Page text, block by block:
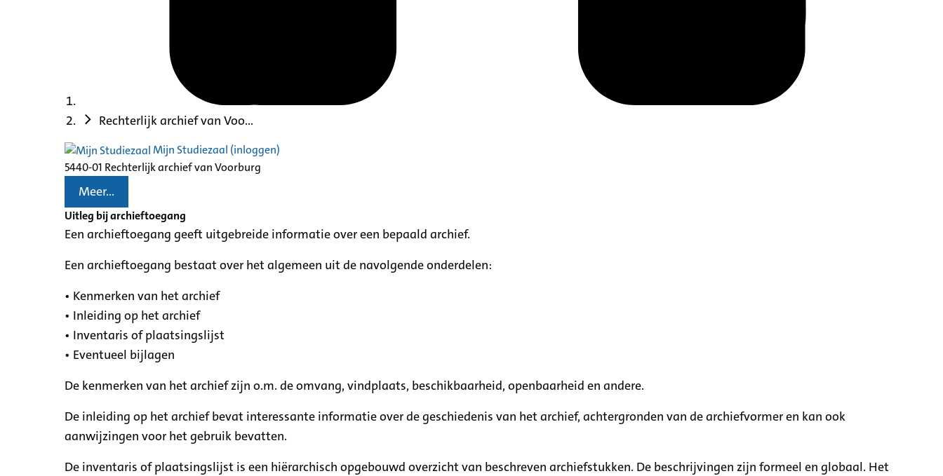
Rechterlijk archief van Voo...
Mijn Studiezaal (inloggen)
5440-01 Rechterlijk archief van Voorburg
Meer...
Uitleg bij archieftoegang
Een archieftoegang geeft uitgebreide informatie over een bepaald archief.
Een archieftoegang bestaat over het algemeen uit de navolgende onderdelen:
• Kenmerken van het archief
• Inleiding op het archief
• Inventaris of plaatsingslijst
• Eventueel bijlagen
De kenmerken van het archief zijn o.m. de omvang, vindplaats, beschikbaarheid, openbaarheid en andere.
De inleiding op het archief bevat interessante informatie over de geschiedenis van het archief, achtergronden van de archiefvormer en kan ook
aanwijzingen voor het gebruik bevatten.
De inventaris of plaatsingslijst is een hiërarchisch opgebouwd overzicht van beschreven archiefstukken. De beschrijvingen zijn formeel en globaal. Het